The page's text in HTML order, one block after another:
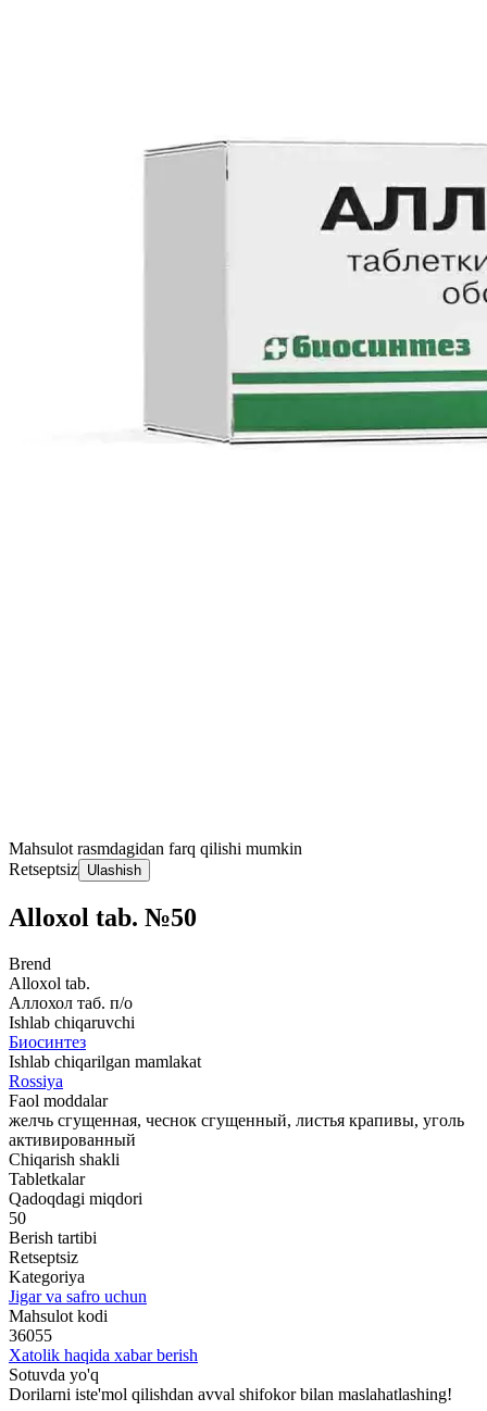
Mahsulot rasmdagidan farq qilishi mumkin
Retseptsiz Ulashish
Alloxol tab. №50
Brend
Alloxol tab.
Аллохол таб. п/о
Ishlab chiqaruvchi
Биосинтез
Ishlab chiqarilgan mamlakat
Rossiya
Faol moddalar
желчь сгущенная, чеснок сгущенный, листья крапивы, уголь
активированный
Chiqarish shakli
Tabletkalar
Qadoqdagi miqdori
50
Berish tartibi
Retseptsiz
Kategoriya
Jigar va safro uchun
Mahsulot kodi
36055
Xatolik haqida xabar berish
Sotuvda yo'q
Dorilarni iste'mol qilishdan avval shifokor bilan maslahatlashing!